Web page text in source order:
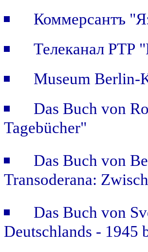
Коммерсантъ
Телеканал РТР
Museum Berlin-
Das Buch von
Tagebücher"
Das Buch von
Transoderana:
Das Buch von
Deutschlands - 1945